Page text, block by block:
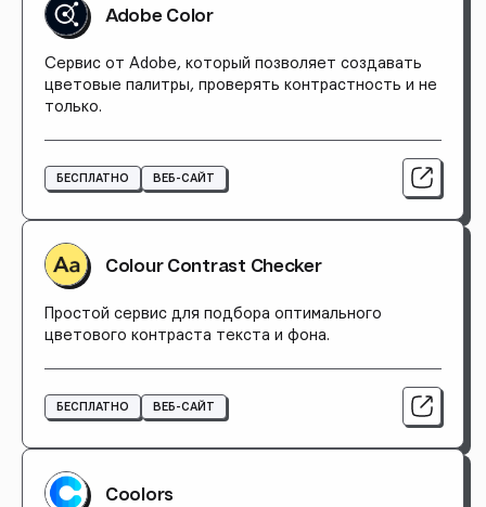
Adobe Color
Сервис от Adobe, который позволяет создавать
цветовые палитры, проверять контрастность и не
только.
БЕСПЛАТНО ВЕБ-САЙТ
Colour Contrast Checker
Простой сервис для подбора оптимального
цветового контраста текста и фона.
БЕСПЛАТНО ВЕБ-САЙТ
Сoolors